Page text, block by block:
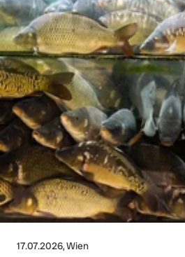
17.07.2026, Wien